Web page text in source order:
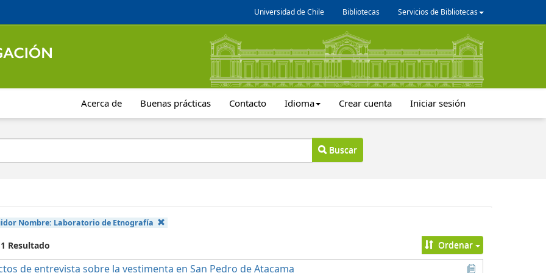
Universidad de Chile Bibliotecas Servicios de Bibliotecas
Acerca de Buenas prácticas Contacto Idioma Crear cuenta Iniciar sesión
Buscar
Nombre: Laboratorio de Etnografía
Resultado Ordenar
de entrevista sobre la vestimenta en San Pedro de Atacama